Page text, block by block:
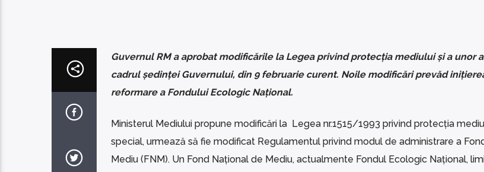
Guvernul RM a aprobat modificările la Legea privind protecția mediului și a unor
cadrul ședinței Guvernului, din 9 februarie curent. Noile modificări prevăd
reformare a Fondului Ecologic Național.
Ministerul Mediului propune modificări la Legea nr.1515/1993 privind protecția
special, urmează să fie modificat Regulamentul privind modul de administrare a
Mediu (FNM). Un Fond Național de Mediu, actualmente Fondul Ecologic Național,